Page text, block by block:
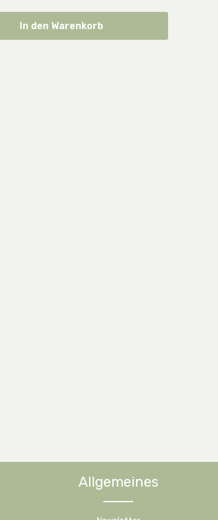
Wert ein oder
In den Warenkorb
Allgemeines